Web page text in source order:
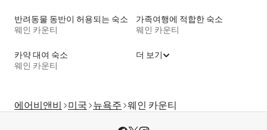
반려동물 동반이 허용되는 숙소
웨인 카운티
가족여행에 적합한 숙소
웨인 카운티
카약 대여 숙소
웨인 카운티
더 보기
에어비앤비 미국 뉴욕주 웨인 카운티